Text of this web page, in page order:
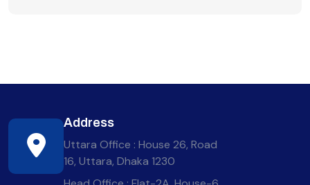
Address
Uttara Office : House 26, Road
16, Uttara, Dhaka 1230